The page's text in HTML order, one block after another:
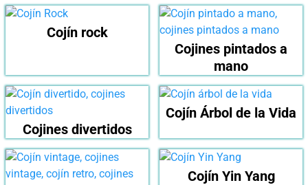
Cojín rock
Cojines pintados a
mano
Cojines divertidos
Cojín Árbol de la Vida
Cojín Yin Yang